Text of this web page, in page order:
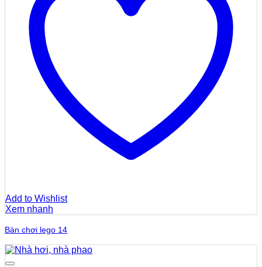
Add to Wishlist
Xem nhanh
Bàn chơi lego 14